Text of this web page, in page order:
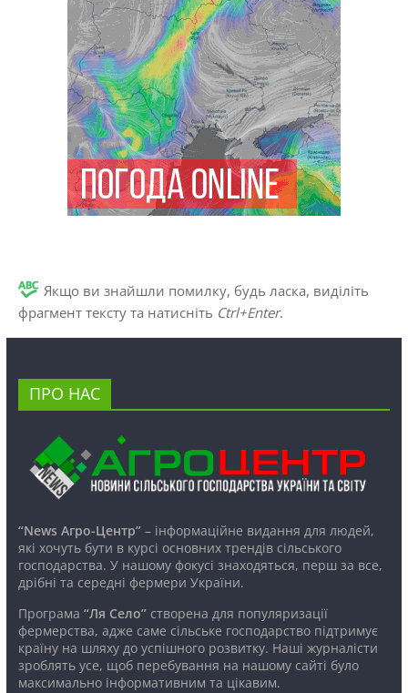
Якщо ви знайшли помилку, будь ласка, виділіть
фрагмент тексту та натисніть Ctrl+Enter.
ПРО НАС
“News Агро-Центр”– інформаційне видання для людей,
які хочуть бути в курсі основних трендів сільського
господарства. У нашому фокусі знаходяться, перш за все,
дрібні та середні фермери України.
Програма “Ля Село”створена для популяризації
фермерства, адже саме сільське господарство підтримує
країну на шляху до успішного розвитку. Наші журналісти
зроблять усе, щоб перебування на нашому сайті було
максимально інформативним та цікавим.